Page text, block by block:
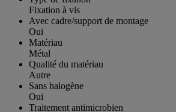
Fixation à vis
Avec cadre/support de montage
Oui
Matériau
Métal
Qualité du matériau
Autre
Sans halogène
Oui
Traitement antimicrobien